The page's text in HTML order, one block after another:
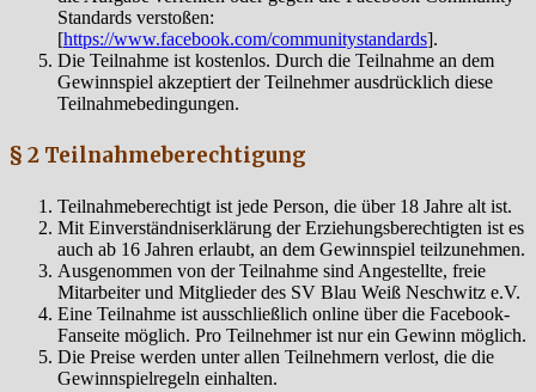
Standards verstoßen:
[https://www.facebook.com/communitystandards].
Die Teilnahme ist kostenlos. Durch die Teilnahme an dem
Gewinnspiel akzeptiert der Teilnehmer ausdrücklich diese
Teilnahmebedingungen.
§ 2 Teilnahmeberechtigung
Teilnahmeberechtigt ist jede Person, die über 18 Jahre alt ist.
Mit Einverständniserklärung der Erziehungsberechtigten ist es
auch ab 16 Jahren erlaubt, an dem Gewinnspiel teilzunehmen.
Ausgenommen von der Teilnahme sind Angestellte, freie
Mitarbeiter und Mitglieder des SV Blau Weiß Neschwitz e.V.
Eine Teilnahme ist ausschließlich online über die Facebook-
Fanseite möglich. Pro Teilnehmer ist nur ein Gewinn möglich.
Die Preise werden unter allen Teilnehmern verlost, die die
Gewinnspielregeln einhalten.